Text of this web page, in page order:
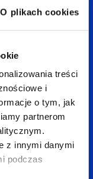
O plikach cookies
treści
i
o tym, jak
partnerom
z innymi danymi
podczas
Traczyk